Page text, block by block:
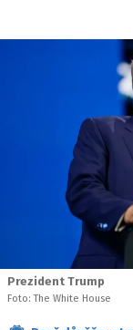
Prezident Trump
Foto: The White House